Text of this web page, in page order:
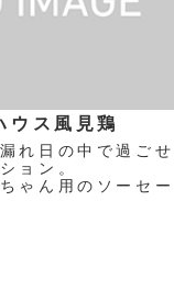
ウス風見鶏
れ日の中で過ごせ
ョン。
ゃん用のソーセー